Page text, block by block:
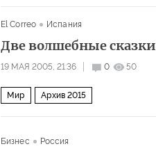
El Correo Испания
Две волшебные сказки
19 МАЯ 2005, 21:36 0 50
Мир Архив 2015
Бизнес Россия